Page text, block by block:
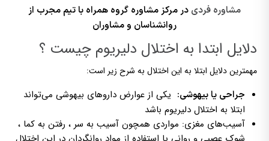
مشاوره فردی در مرکز مشاوره گروه همراه با تیم مجرب از
روانشناسان و مشاوران
دلایل ابتدا به اختلال دلیریوم چیست ؟
مهمترین دلایل ابتلا به این اختلال به شرح زیر است:
جراحی یا بیهوشی: یکی از عوارض داروهای بیهوشی می‌تواند
ابتلا به اختلال دلیریوم باشد
آسیب‌های مغزی: مواردی همچون آسیب به سر ، رفتن به کما ،